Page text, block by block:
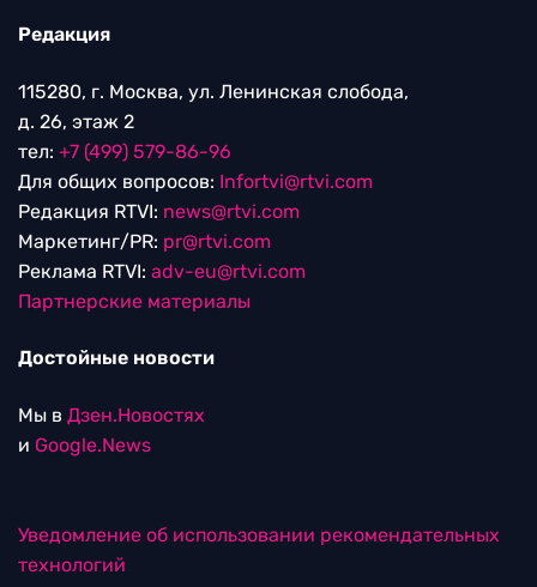
Редакция
115280, г. Москва, ул. Ленинская слобода,
д. 26, этаж 2
тел: +7 (499) 579-86-96
Для общих вопросов: Infortvi@rtvi.com
Редакция RTVI: news@rtvi.com
Маркетинг/PR: pr@rtvi.com
Реклама RTVI: adv-eu@rtvi.com
Партнерские материалы
Достойные новости
Мы в Дзен.Новостях
и Google.News
Уведомление об использовании рекомендательных
технологий